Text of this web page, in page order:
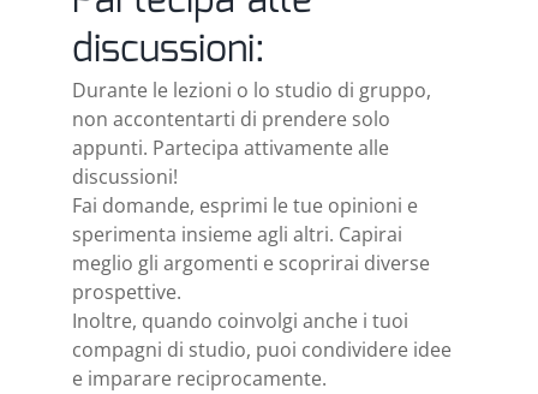
discussioni:
Durante le lezioni o lo studio di gruppo,
non accontentarti di prendere solo
appunti. Partecipa attivamente alle
discussioni!
Fai domande, esprimi le tue opinioni e
sperimenta insieme agli altri. Capirai
meglio gli argomenti e scoprirai diverse
prospettive.
Inoltre, quando coinvolgi anche i tuoi
compagni di studio, puoi condividere idee
e imparare reciprocamente.